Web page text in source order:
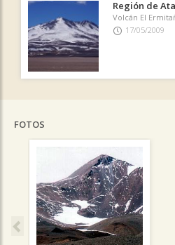
Región de
Volcán El
17/05/2009
FOTOS